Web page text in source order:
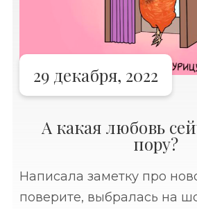
29 декабря, 2022
А какая любовь
пору?
Написала заметку про
поверите, выбралась на